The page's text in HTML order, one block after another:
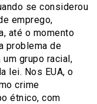
se considerou
emprego,
até o momento
problema de
grupo racial,
lei. Nos EUA, o
crime
étnico, com